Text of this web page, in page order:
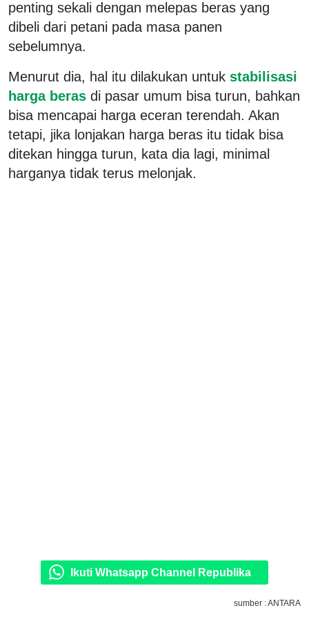
penting sekali dengan melepas beras yang
dibeli dari petani pada masa panen
sebelumnya.
Menurut dia, hal itu dilakukan untuk stabilisasi
harga beras di pasar umum bisa turun, bahkan
bisa mencapai harga eceran terendah. Akan
tetapi, jika lonjakan harga beras itu tidak bisa
ditekan hingga turun, kata dia lagi, minimal
harganya tidak terus melonjak.
Ikuti Whatsapp Channel Republika
sumber : ANTARA